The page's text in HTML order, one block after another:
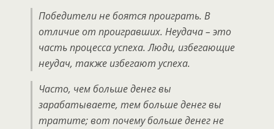
Победители не боятся проиграть. В
отличие от проигравших. Неудача – это
часть процесса успеха. Люди, избегающие
неудач, также избегают успеха.
Часто, чем больше денег вы
зарабатываете, тем больше денег вы
тратите; вот почему больше денег не